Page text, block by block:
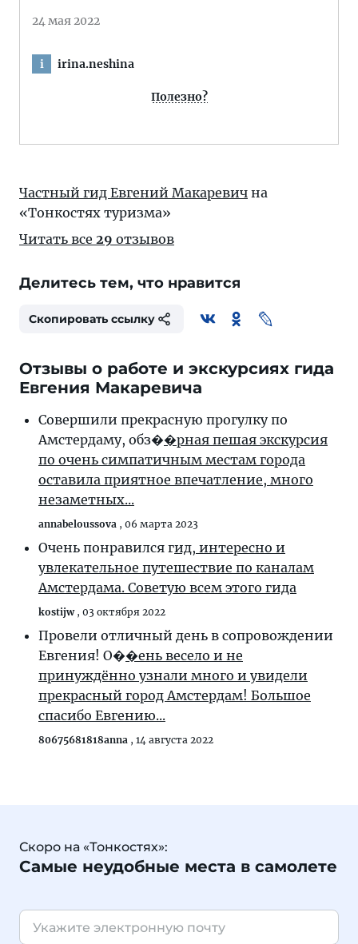
24 мая 2022
i irina.neshina
Полезно?
Частный гид Евгений Макаревич на
«Тонкостях туризма»
Читать все 29 отзывов
Делитесь тем, что нравится
Скопировать ссылку
Отзывы о работе и экскурсиях гида
Евгения Макаревича
Совершили прекрасную прогулку по
Амстердаму, обз��рная пешая экскурсия
по очень симпатичным местам города
оставила приятное впечатление, много
незаметных...
annabeloussova , 06 марта 2023
Очень понравился гид, интересно и
увлекательное путешествие по каналам
Амстердама. Советую всем этого гида
kostijw, 03 октября 2022
Провели отличный день в сопровождении
Евгения! О��ень весело и не
принуждённо узнали много и увидели
прекрасный город Амстердам! Большое
спасибо Евгению...
80675681818anna , 14 августа 2022
Скоро на «Тонкостях»:
Самые неудобные места в самолете